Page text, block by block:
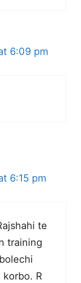
6:09 pm
6:15 pm
te
training
R